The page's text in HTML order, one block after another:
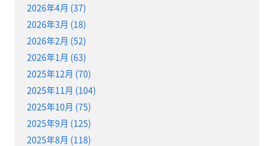
2026年4月 (37)
2026年3月 (18)
2026年2月 (52)
2026年1月 (63)
2025年12月 (70)
2025年11月 (104)
2025年10月 (75)
2025年9月 (125)
2025年8月 (118)